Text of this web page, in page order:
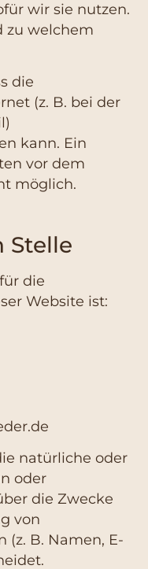
wir sie nutzen.
zu welchem
die
(z. B. bei der
kann. Ein
vor dem
möglich.
Stelle
die
Website ist:
natürliche oder
oder
die Zwecke
von
(z. B. Namen, E-